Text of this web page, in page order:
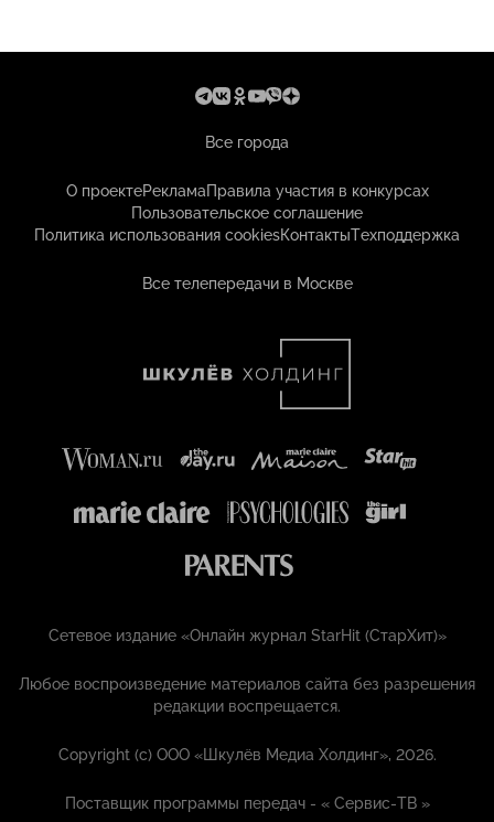
Все города
О проектеРекламаПравила участия в конкурсах
Пользовательское соглашение
Политика использования cookiesКонтактыТехподдержка
Все телепередачи в Москве
Сетевое издание «Онлайн журнал StarHit (СтарХит)»
Любое воспроизведение материалов сайта без разрешения
редакции воспрещается.
Copyright (с) ООО «Шкулёв Медиа Холдинг», 2026.
Поставщик программы передач - «Сервис-ТВ »